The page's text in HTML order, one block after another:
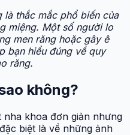
thắc mắc phổ biến của
miệng. Một số người lo
men răng hoặc gây ê
bạn hiểu đúng về quy
răng.
không?
khoa đơn giản nhưng
biệt là về những ảnh